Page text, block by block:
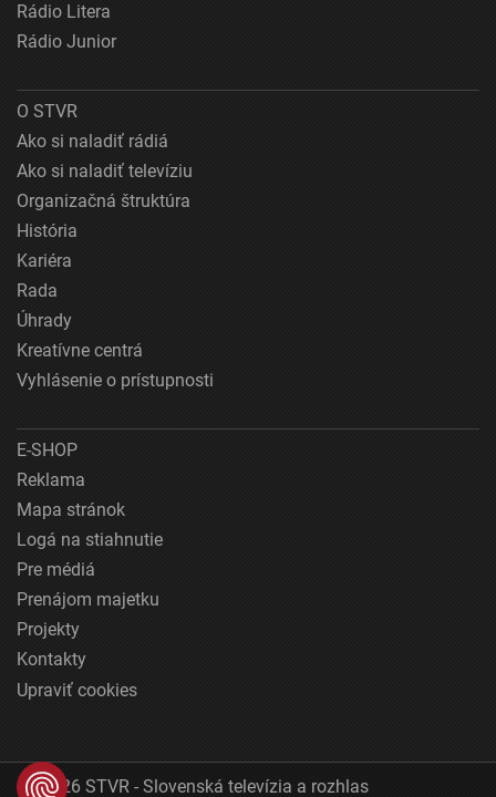
Rádio Litera
Rádio Junior
O STVR
Ako si naladiť rádiá
Ako si naladiť televíziu
Organizačná štruktúra
História
Kariéra
Rada
Úhrady
Kreatívne centrá
Vyhlásenie o prístupnosti
E-SHOP
Reklama
Mapa stránok
Logá na stiahnutie
Pre médiá
Prenájom majetku
Projekty
Kontakty
Upraviť cookies
© 2026 STVR - Slovenská televízia a rozhlas